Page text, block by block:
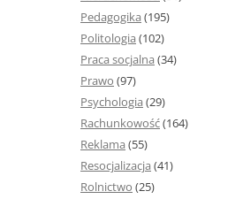
DYPLOMOWEJ
WSTĘP PRACY DYPLOMOWEJ
ROZDZIAŁY I PODROZDZIAŁY
ZAKOŃCZENIE PRACY
DYPLOMOWEJ
BIBLIOGRAFIA
Pedagogika (195)
Politologia (102)
Praca socjalna (34)
Prawo (97)
Psychologia (29)
Rachunkowość(164)
Reklama (55)
Resocjalizacja (41)
Rolnictwo (25)